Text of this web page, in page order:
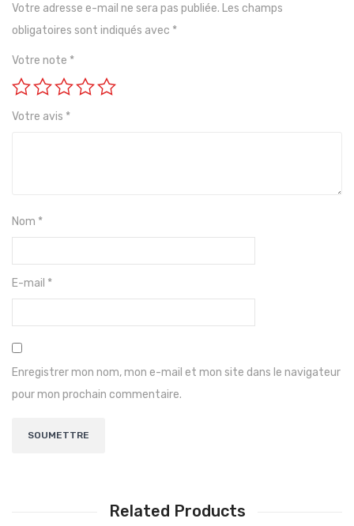
Votre adresse e-mail ne sera pas publiée. Les champs
obligatoires sont indiqués avec *
Votre note *
Votre avis *
Nom *
E-mail *
Enregistrer mon nom, mon e-mail et mon site dans le navigateur
pour mon prochain commentaire.
Related Products